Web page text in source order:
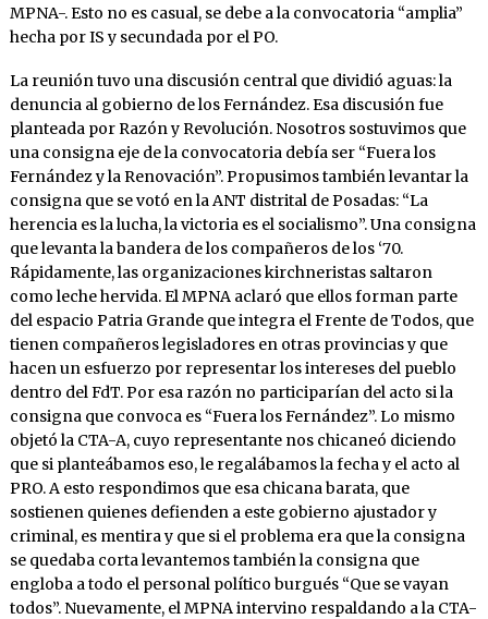
MPNA-. Esto no es casual, se debe a la convocatoria “amplia”
hecha por IS y secundada por el PO.
La reunión tuvo una discusión central que dividió aguas: la
denuncia al gobierno de los Fernández. Esa discusión fue
planteada por Razón y Revolución. Nosotros sostuvimos que
una consigna eje de la convocatoria debía ser “Fuera los
Fernández y la Renovación”. Propusimos también levantar la
consigna que se votó en la ANT distrital de Posadas: “La
herencia es la lucha, la victoria es el socialismo”. Una consigna
que levanta la bandera de los compañeros de los ‘70.
Rápidamente, las organizaciones kirchneristas saltaron
como leche hervida. El MPNA aclaró que ellos forman parte
del espacio Patria Grande que integra el Frente de Todos, que
tienen compañeros legisladores en otras provincias y que
hacen un esfuerzo por representar los intereses del pueblo
dentro del FdT. Por esa razón no participarían del acto si la
consigna que convoca es “Fuera los Fernández”. Lo mismo
objetó la CTA-A, cuyo representante nos chicaneó diciendo
que si planteábamos eso, le regalábamos la fecha y el acto al
PRO. A esto respondimos que esa chicana barata, que
sostienen quienes defienden a este gobierno ajustador y
criminal, es mentira y que si el problema era que la consigna
se quedaba corta levantemos también la consigna que
engloba a todo el personal político burgués “Que se vayan
todos”. Nuevamente, el MPNA intervino respaldando a la CTA-